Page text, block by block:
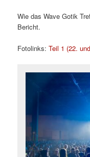
Wie das Wave Gotik
Bericht.
Fotolinks:Teil 1 (22.